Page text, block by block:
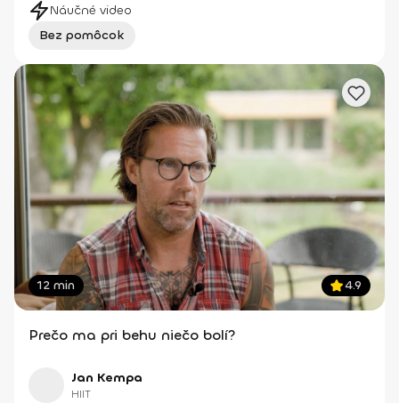
Náučné video
Bez pomôcok
12 min 4.9
Prečo ma pri behu niečo bolí?
Jan Kempa
HIIT